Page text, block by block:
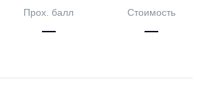
Прох. балл
—
Стоимость
—